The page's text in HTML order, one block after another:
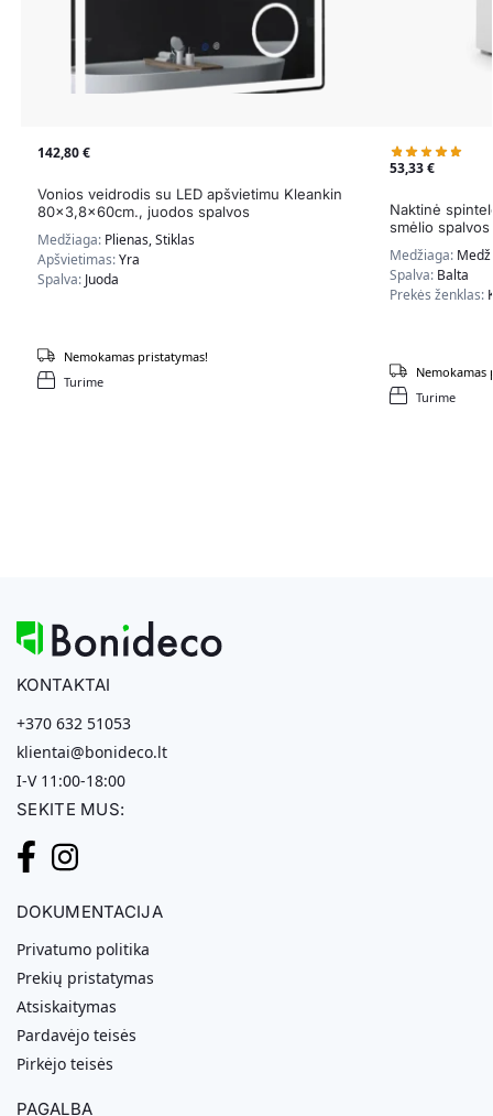
142,80€
Vonios veidrodis su LED apšvietimu Kleankin
80×3,8x60cm., juodos spalvos
Medžiaga: Plienas, Stiklas
Apšvietimas:Yra
Spalva: Juoda
Turime
Nemokamas pristatymas!
53,33€
Naktinė
smėlio spalvos
Medžiaga:
Spalva: Balta
Prekės ženklas:
Turime
Nemokamas
KONTAKTAI
+370 632 51053
klientai@bonideco.lt
I-V 11:00-18:00
SEKITE MUS:
DOKUMENTACIJA
Privatumo politika
Prekių pristatymas
Atsiskaitymas
Pardavėjo teisės
Pirkėjo teisės
PAGALBA